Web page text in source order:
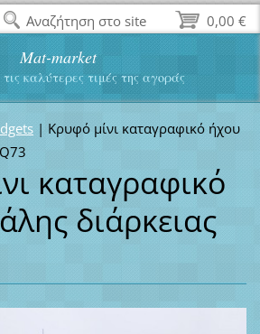
Mat-market
καλύτερες τιμές της αγοράς
| Κρυφό μίνι καταγραφικό ήχου
καταγραφικό
διάρκειας
0,00 €
Αναζήτηση στο site